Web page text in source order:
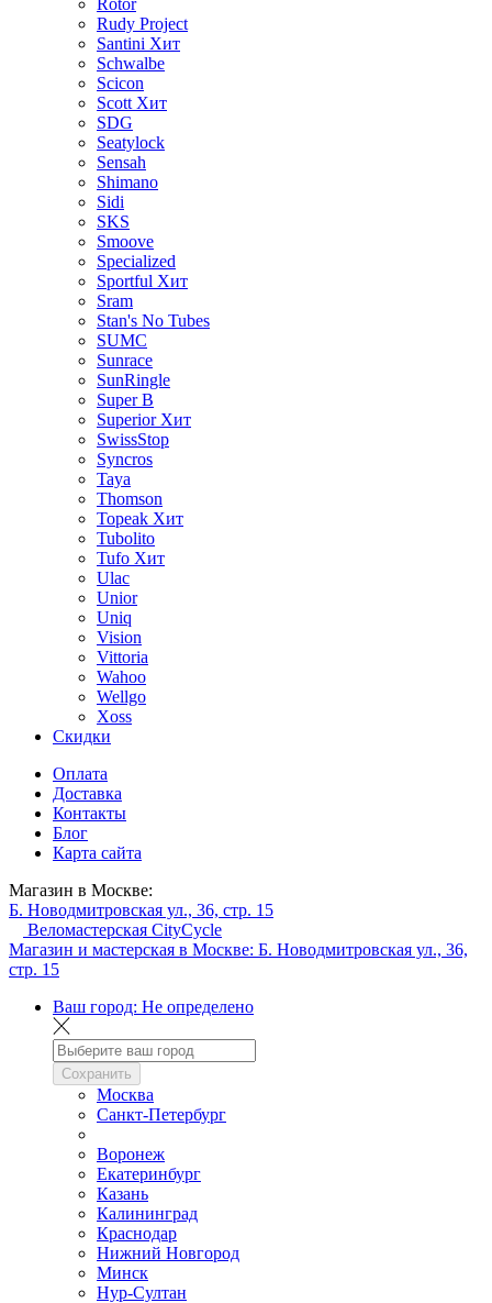
Rotor
Rudy Project
Santini Хит
Schwalbe
Scicon
Scott Хит
SDG
Seatylock
Sensah
Shimano
Sidi
SKS
Smoove
Specialized
Sportful Хит
Sram
Stan's No Tubes
SUMC
Sunrace
SunRingle
Super B
Superior Хит
SwissStop
Syncros
Taya
Thomson
Topeak Хит
Tubolito
Tufo Хит
Ulac
Unior
Uniq
Vision
Vittoria
Wahoo
Wellgo
Xoss
Скидки
Оплата
Доставка
Контакты
Блог
Карта сайта
Магазин в Москве:
Б. Новодмитровская ул., 36, стр. 15
Веломастерская CityCycle
Магазин и мастерская в Москве: Б. Новодмитровская ул., 36,
стр. 15
Ваш город: Не определено
Сохранить
Москва
Санкт-Петербург
Воронеж
Екатеринбург
Казань
Калининград
Краснодар
Нижний Новгород
Минск
Нур-Султан